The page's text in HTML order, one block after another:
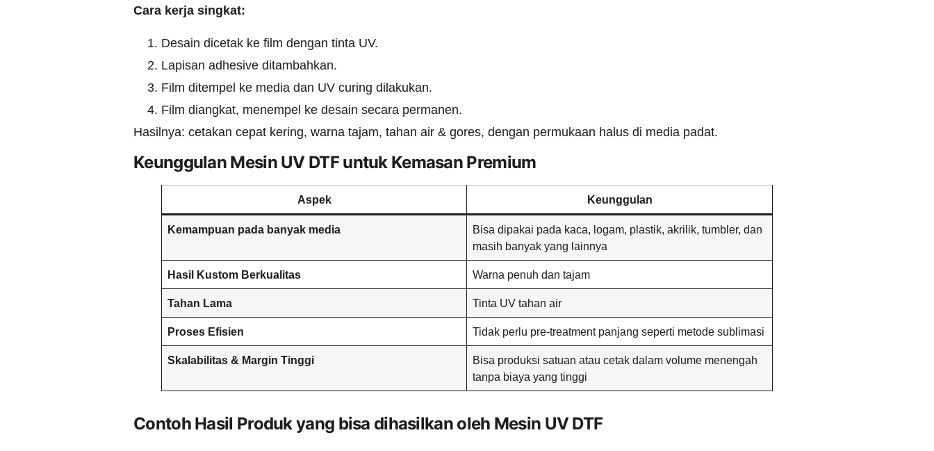
Cara kerja singkat:
Desain dicetak ke film dengan tinta UV.
Lapisan adhesive ditambahkan.
Film ditempel ke media dan UV curing dilakukan.
Film diangkat, menempel ke desain secara permanen.
Hasilnya: cetakan cepat kering, warna tajam, tahan air & gores, dengan permukaan halus di media padat.
Keunggulan Mesin UV DTF untuk Kemasan Premium
Aspek Keunggulan
Kemampuan pada banyak media
Bisa dipakai pada kaca, logam, plastik, akrilik, tumbler, dan
masih banyak yang lainnya
Hasil Kustom Berkualitas Warna penuh dan tajam
Tahan Lama Tinta UV tahan air
Proses Efisien Tidak perlu pre-treatment panjang seperti metode sublimasi
Skalabilitas & Margin Tinggi
Bisa produksi satuan atau cetak dalam volume menengah
tanpa biaya yang tinggi
Contoh Hasil Produk yang bisa dihasilkan oleh Mesin UV DTF